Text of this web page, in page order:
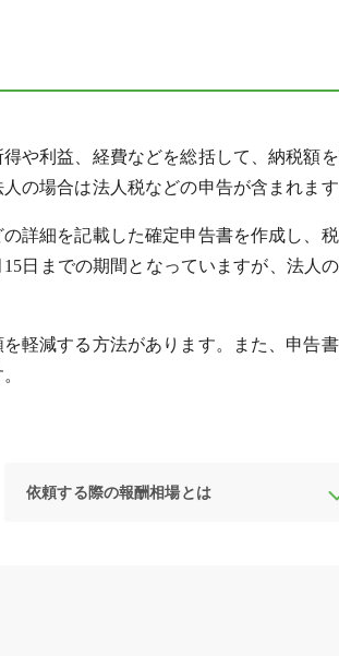
や利益、経費などを総括して、納税額
の場合は法人税などの申告が含まれます
詳細を記載した確定申告書を作成し、
日までの期間となっていますが、法人
軽減する方法があります。また、申告
依頼する際の報酬相場とは